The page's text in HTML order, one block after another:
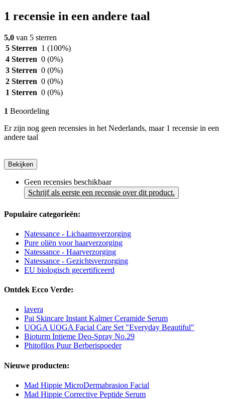
1 recensie in een andere taal
5,0 van 5 sterren
5 Sterren 1 (100%)
4 Sterren 0 (0%)
3 Sterren 0 (0%)
2 Sterren 0 (0%)
1 Sterren 0 (0%)
1 Beoordeling
Er zijn nog geen recensies in het Nederlands, maar 1 recensie in een
andere taal
Bekijken
Geen recensies beschikbaar
Schrijf als eerste een recensie over dit product.
Populaire categorieën:
Natessance - Lichaamsverzorging
Pure oliën voor haarverzorging
Natessance - Haarverzorging
Natessance - Gezichtsverzorging
EU biologisch gecertificeerd
Ontdek Ecco Verde:
lavera
Pai Skincare Instant Kalmer Ceramide Serum
UOGA UOGA Facial Care Set "Everyday Beautiful"
Bioturm Intieme Deo-Spray No.29
Phitofilos Puur Berberispoeder
Nieuwe producten:
Mad Hippie MicroDermabrasion Facial
Mad Hippie Corrective Peptide Serum